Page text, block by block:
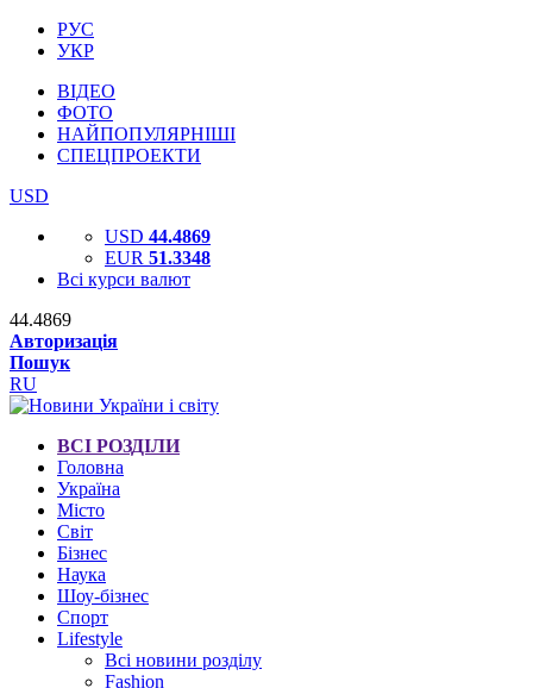
РУС
УКР
ВІДЕО
ФОТО
НАЙПОПУЛЯРНІШІ
СПЕЦПРОЕКТИ
USD
USD 44.4869
EUR 51.3348
Всі курси валют
44.4869
Авторизація
Пошук
RU
ВСІ РОЗДІЛИ
Головна
Україна
Місто
Світ
Бізнес
Наука
Шоу-бізнес
Спорт
Lifestyle
Всі новини розділу
Fashion